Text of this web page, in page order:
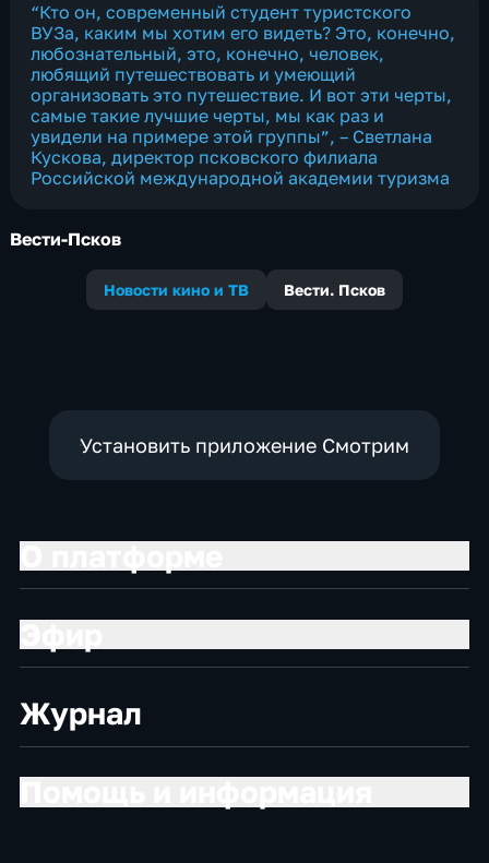
“Кто он, современный студент туристского
ВУЗа, каким мы хотим его видеть? Это, конечно,
любознательный, это, конечно, человек,
любящий путешествовать и умеющий
организовать это путешествие. И вот эти черты,
самые такие лучшие черты, мы как раз и
увидели на примере этой группы”, – Светлана
Кускова, директор псковского филиала
Российской международной академии туризма
Вести-Псков
Новости кино и ТВ Вести. Псков
Установить приложение Смотрим
Журнал